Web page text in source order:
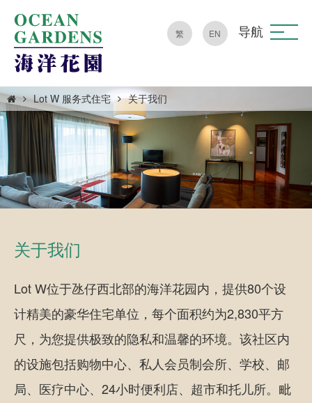
繁 EN 导航
Lot W 服务式住宅 关于我们
关于我们
Lot W位于氹仔西北部的海洋花园内，提供80个设
计精美的豪华住宅单位，每个面积约为2,830平方
尺，为您提供极致的隐私和温馨的环境。该社区内
的设施包括购物中心、私人会员制会所、学校、邮
局、医疗中心、24小时便利店、超市和托儿所。毗